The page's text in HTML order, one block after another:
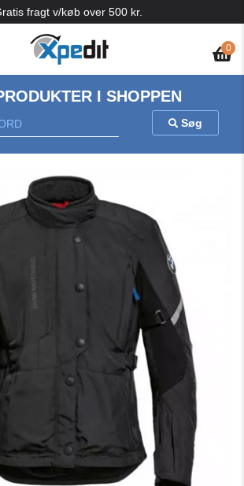
0
fragt v/køb over 500 kr.
I SHOPPEN
Søg